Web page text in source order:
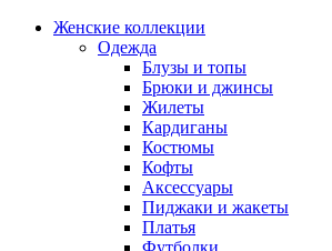
Женские коллекции
Одежда
Блузы и топы
Брюки и джинсы
Жилеты
Кардиганы
Костюмы
Кофты
Аксессуары
Пиджаки и жакеты
Платья
Футболки